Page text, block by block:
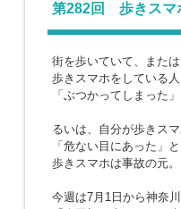
第282回 歩きスマ
街を歩いていて、また
歩きスマホをしている
「ぶつかってしまった
るいは、自分が歩きスマ
「危ない目にあった」
歩きスマホは事故の元。
今週は7月1日から神奈